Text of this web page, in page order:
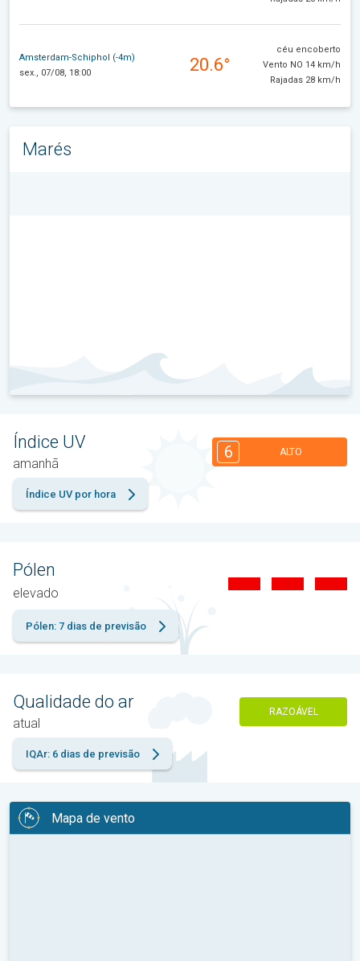
Amsterdam-Schiphol (-4m)
sex., 07/08, 18:00
20.6°
céu encoberto
Vento NO 14 km/h
Rajadas 28 km/h
Marés
Índice UV
amanhã
6 ALTO
Índice UV por hora
Pólen
elevado
Pólen: 7 dias de previsão
Qualidade do ar
atual
RAZOÁVEL
IQAr: 6 dias de previsão
Mapa de vento